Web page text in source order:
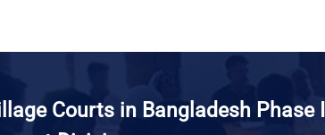
Courts in Bangladesh Phase III